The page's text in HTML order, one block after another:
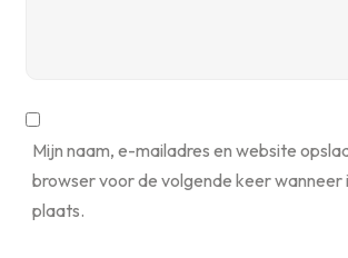
Mijn naam, e-mailadres en website
browser voor de volgende keer wanneer
plaats.